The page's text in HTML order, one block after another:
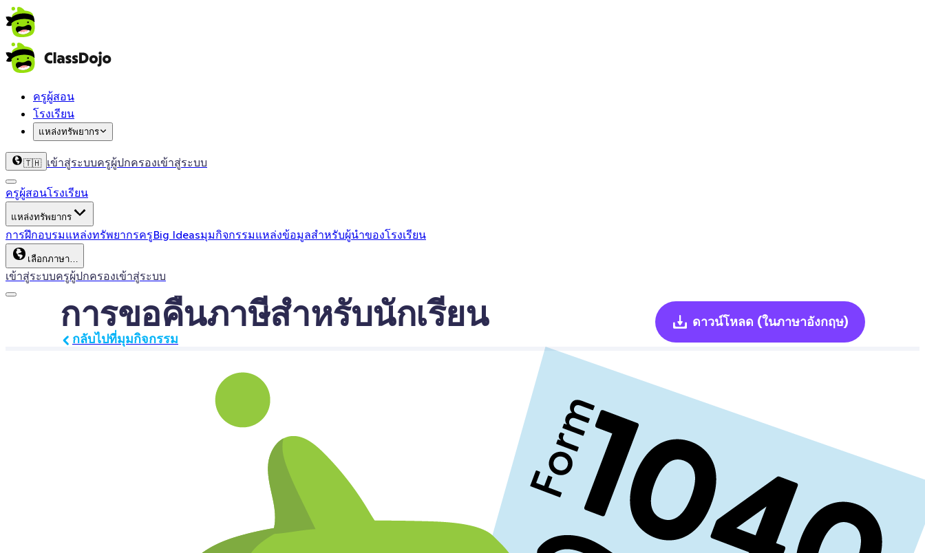
ครูผู้สอน
โรงเรียน
แหล่งทรัพยากร
🇹🇭 เข้าสู่ระบบครูผู้ปกครองเข้าสู่ระบบ
ครูผู้สอนโรงเรียน
แหล่งทรัพยากร
การฝึกอบรมแหล่งทรัพยากรครูBig Ideasมุมกิจกรรมแหล่งข้อมูลสำหรับผู้นำของโรงเรียน
เลือกภาษา…
เข้าสู่ระบบครูผู้ปกครองเข้าสู่ระบบ
การขอคืนภาษีสำหรับนักเรียน
กลับไปที่มุมกิจกรรม
ดาวน์โหลด (ในภาษาอังกฤษ)